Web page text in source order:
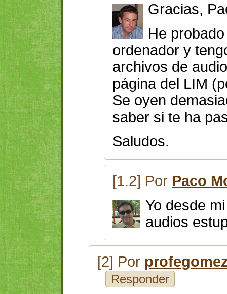
Gracias,
He
ordenador y
archivos de
página del LIM
Se oyen
saber si te ha
Saludos.
[1.2] Por Paco
Yo desde
audios
[2] Por
Responder